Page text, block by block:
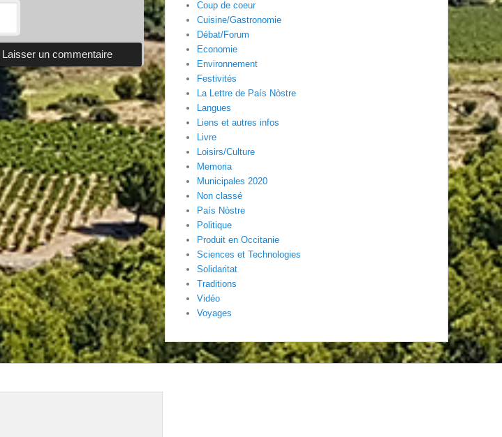
Coup de coeur
Cuisine/Gastronomie
Débat/Forum
Economie
Environnement
Festivités
La Lettre de País Nòstre
Langues
Liens et autres infos
Livre
Loisirs/Culture
Memoria
Municipales 2020
Non classé
País Nòstre
Politique
Produit en Occitanie
Sciences et Technologies
Solidaritat
Traditions
Vidéo
Voyages